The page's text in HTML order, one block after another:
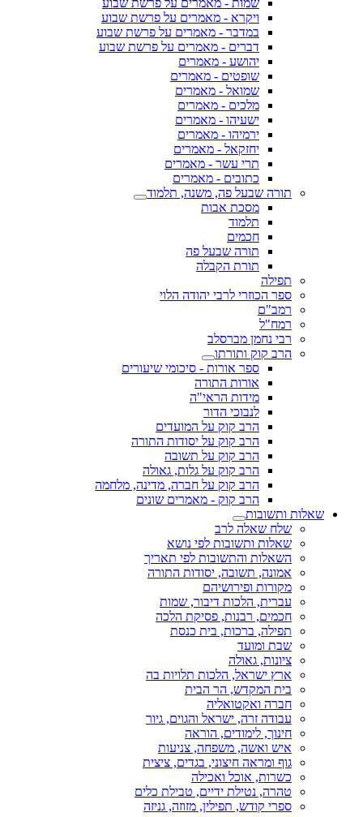
שמות - מאמרים על פרשת שבוע
ויקרא - מאמרים על פרשת שבוע
במדבר - מאמרים על פרשת שבוע
דברים - מאמרים על פרשת שבוע
יהושע - מאמרים
שופטים - מאמרים
שמואל - מאמרים
מלכים - מאמרים
ישעיהו - מאמרים
ירמיהו - מאמרים
יחזקאל - מאמרים
תרי עשר - מאמרים
כתובים - מאמרים
תורה שבעל פה, משנה, תלמוד
מסכת אבות
תלמוד
חכמים
תורה שבעל פה
תורת הקבלה
תפילה
ספר הכוזרי לרבי יהודה הלוי
רמב"ם
רמח"ל
רבי נחמן מברסלב
הרב קוק ותורתו
ספר אורות - סיכומי שיעורים
אורות התורה
מידות הראי"ה
לנבוכי הדור
הרב קוק על המועדים
הרב קוק על יסודות התורה
הרב קוק על תשובה
הרב קוק על גלות, גאולה
הרב קוק על חברה, מדינה, מלחמה
הרב קוק - מאמרים שונים
שאלות ותשובות
שלח שאלה לרב
שאלות ותשובות לפי נושא
השאלות והתשובות לפי תאריך
אמונה, תשובה, יסודות התורה
מקורות ופירושיהם
עברית, הלכות דיבור, שמות
חכמים, רבנות, פסיקת הלכה
תפילה, ברכות, בית כנסת
שבת ומועד
ציונות, גאולה
ארץ ישראל, הלכות תלויות בה
בית המקדש, הר הבית
חברה ואקטואליה
עבודה זרה, ישראל והגוים, גיור
חינוך, לימודים, הוראה
איש ואשה, משפחה, צניעות
גוף ומראה חיצוני, בגדים, ציצית
כשרות, אוכל ואכילה
טהרה, נטילת ידיים, טבילת כלים
ספרי קודש, תפילין, מזוזה, גניזה